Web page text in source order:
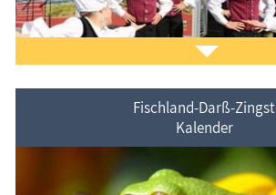
Fischland-Darß-Zingst
Kalender